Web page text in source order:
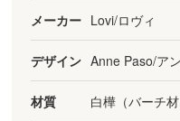
メーカー Lovi/ロヴィ
デザイン Anne Paso/ア
材質 白樺（バーチ材